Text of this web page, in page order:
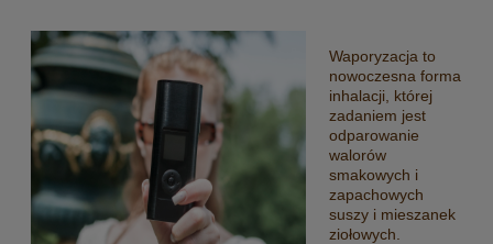
Waporyzacja to
nowoczesna forma
inhalacji, której
zadaniem jest
odparowanie
walorów
smakowych i
zapachowych
suszy i mieszanek
ziołowych.